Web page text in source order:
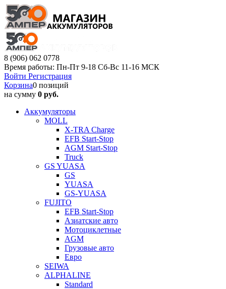
8 (906) 062 0778
Время работы: Пн-Пт 9-18 Сб-Вс 11-16 МСК
Войти Регистрация
Корзина0 позиций
на сумму 0 руб.
Аккумуляторы
MOLL
X-TRA Charge
EFB Start-Stop
AGM Start-Stop
Truck
GS YUASA
GS
YUASA
GS-YUASA
FUJITO
EFB Start-Stop
Азиатские авто
Мотоциклетные
AGM
Грузовые авто
Евро
SEIWA
ALPHALINE
Standard